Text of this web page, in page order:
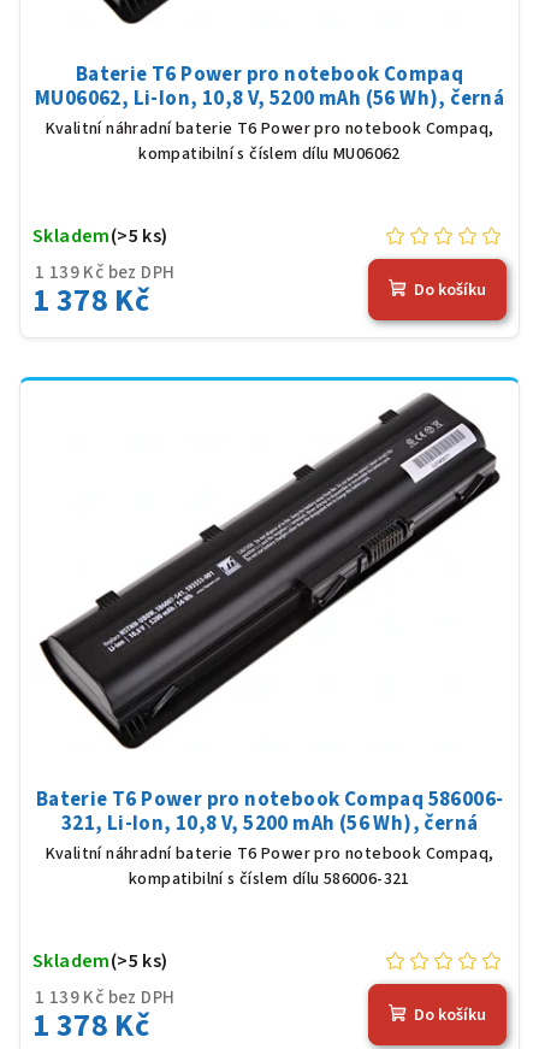
Baterie T6 Power pro notebook Compaq
MU06062, Li-Ion, 10,8 V, 5200 mAh (56 Wh), černá
Kvalitní náhradní baterie T6 Power pro notebook Compaq,
kompatibilní s číslem dílu MU06062
1 139 Kč bez DPH
1 378 Kč
Skladem(>5 ks)
Do košíku
Baterie T6 Power pro notebook Compaq 586006-
321, Li-Ion, 10,8 V, 5200 mAh (56 Wh), černá
Kvalitní náhradní baterie T6 Power pro notebook Compaq,
kompatibilní s číslem dílu 586006-321
1 139 Kč bez DPH
1 378 Kč
Skladem(>5 ks)
Do košíku